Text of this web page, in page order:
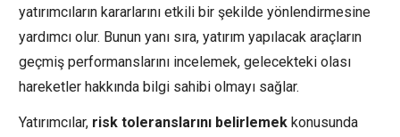
yatırımcıların kararlarını etkili bir şekilde yönlendirmesine
yardımcı olur. Bunun yanı sıra, yatırım yapılacak araçların
geçmiş performanslarını incelemek, gelecekteki olası
hareketler hakkında bilgi sahibi olmayı sağlar.
Yatırımcılar, risk toleranslarını belirlemek konusunda